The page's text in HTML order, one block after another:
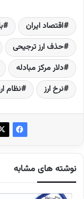
اقتصاد ایران
حذف ارز ترجیحی
دلار مرکز مبادله
نرخ ارز
نظام
نوشته های مشابه